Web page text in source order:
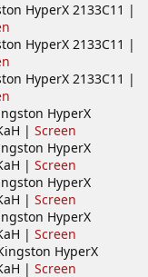
HyperX 2133C11 |
HyperX 2133C11 |
HyperX 2133C11 |
HyperX
| Screen
HyperX
| Screen
HyperX
| Screen
HyperX
| Screen
HyperX
| Screen